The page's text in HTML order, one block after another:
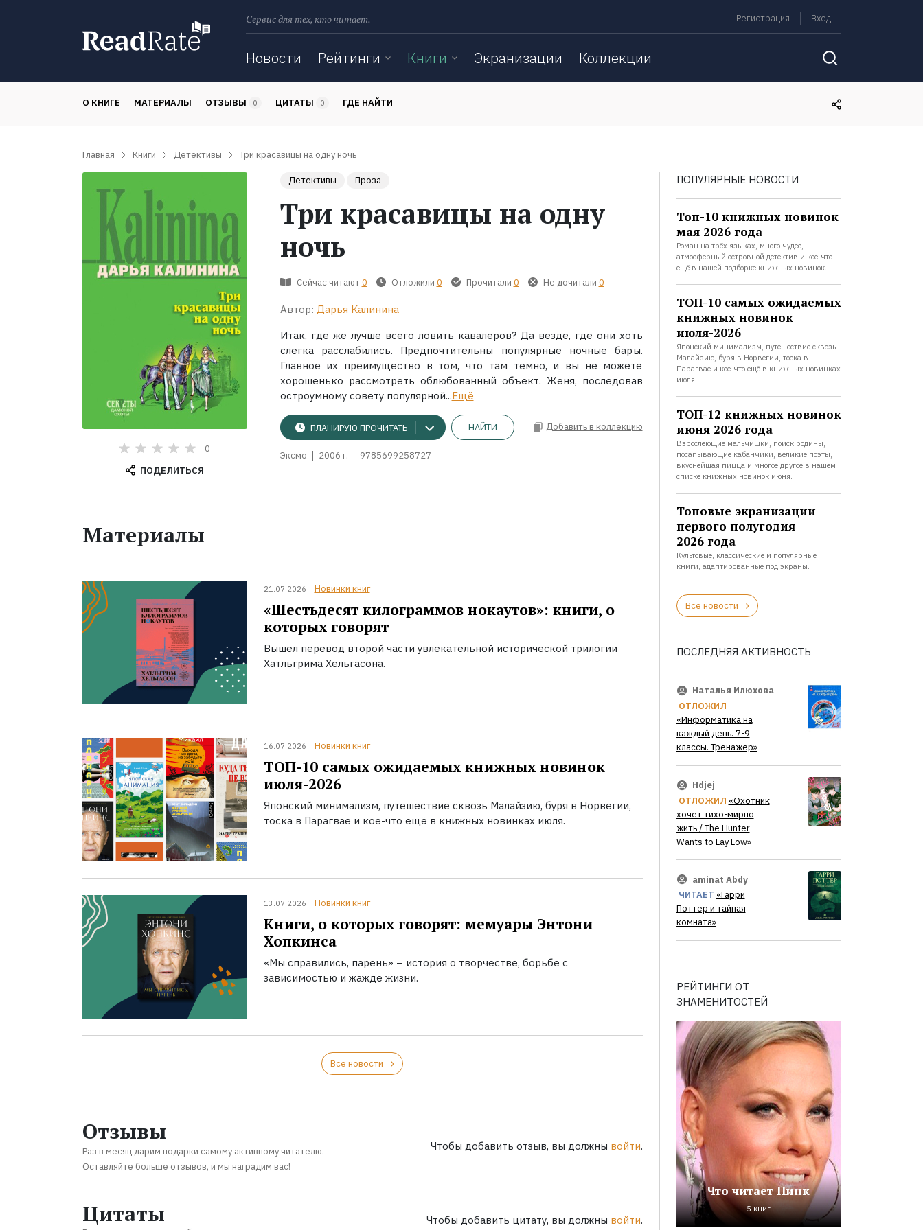
Сервис для тех, кто читает. Регистрация Вход
Новости Рейтинги Книги Экранизации Коллекции
О КНИГЕ МАТЕРИАЛЫ ОТЗЫВЫ 0 ЦИТАТЫ 0 ГДЕ НАЙТИ
Главная Книги Детективы Три красавицы на одну ночь
0
ПОДЕЛИТЬСЯ
Детективы Проза
Три красавицы на одну
ночь
Сейчас читают 0 Отложили 0 Прочитали 0 Не дочитали 0
Автор: Дарья Калинина
Итак, где же лучше всего ловить кавалеров? Да везде, где они хоть
слегка расслабились. Предпочтительны популярные ночные бары.
Главное их преимущество в том, что там темно, и вы не можете
хорошенько рассмотреть облюбованный объект. Женя, последовав
остроумному совету популярной...Ещё
ПЛАНИРУЮ ПРОЧИТАТЬ НАЙТИ Добавить в коллекцию
Эксмо 2006 г. 9785699258727
Материалы
21.07.2026 Новинки книг
«Шестьдесят килограммов нокаутов»: книги, о
которых говорят
Вышел перевод второй части увлекательной исторической трилогии
Хатльгрима Хельгасона.
16.07.2026 Новинки книг
ТОП-10 самых ожидаемых книжных новинок
июля-2026
Японский минимализм, путешествие сквозь Малайзию, буря в Норвегии,
тоска в Парагвае и кое-что ещё в книжных новинках июля.
13.07.2026 Новинки книг
Книги, о которых говорят: мемуары Энтони
Хопкинса
«Мы справились, парень» – история о творчестве, борьбе с
зависимостью и жажде жизни.
Все новости
Отзывы
Раз в месяц дарим подарки самому активному читателю.
Оставляйте больше отзывов, и мы наградим вас!
Чтобы добавить отзыв, вы должны войти.
Цитаты Чтобы добавить цитату, вы должны войти.
ПОПУЛЯРНЫЕ НОВОСТИ
Топ-10 книжных новинок
мая 2026 года
Роман на трёх языках, много чудес,
атмосферный островной детектив и кое-что
ещё в нашей подборке книжных новинок.
ТОП-10 самых ожидаемых
книжных новинок
июля-2026
Японский минимализм, путешествие сквозь
Малайзию, буря в Норвегии, тоска в
Парагвае и кое-что ещё в книжных новинках
июля.
ТОП-12 книжных новинок
июня 2026 года
Взрослеющие мальчишки, поиск родины,
посапывающие кабанчики, великие поэты,
вкуснейшая пицца и многое другое в нашем
списке книжных новинок июня.
Топовые экранизации
первого полугодия
2026 года
Культовые, классические и популярные
книги, адаптированные под экраны.
Все новости
ПОСЛЕДНЯЯ АКТИВНОСТЬ
Наталья Илюхова
ОТЛОЖИЛ
«Информатика на
каждый день. 7-9
классы. Тренажер»
Hdjej
ОТЛОЖИЛ «Охотник
хочет тихо-мирно
жить / The Hunter
Wants to Lay Low»
aminat Abdy
ЧИТАЕТ «Гарри
Поттер и тайная
комната»
РЕЙТИНГИ ОТ
ЗНАМЕНИТОСТЕЙ
Что читает Пинк
5 книг